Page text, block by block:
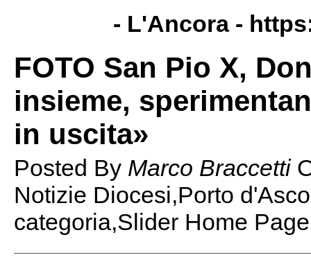
- L'Ancora -
FOTO San Pio X,
insieme,
in uscita»
Posted By Marco Braccetti
Notizie Diocesi,Porto
categoria,Slider Home